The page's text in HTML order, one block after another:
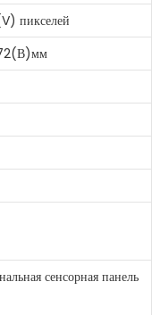
пикселей
сенсорная панель